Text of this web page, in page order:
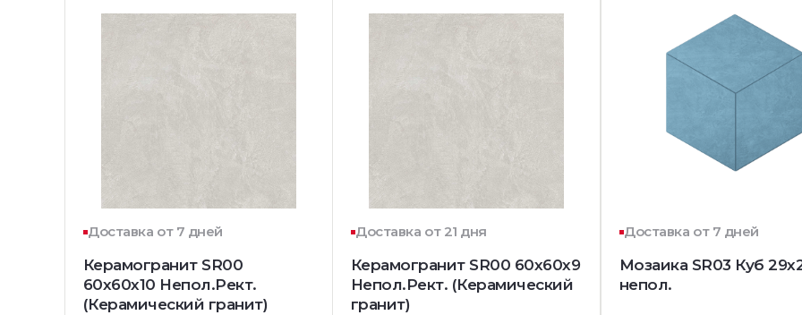
Доставка от 7 дней
Керамогранит SR00
60x60х10 Непол.Рект.
(Керамический гранит)
Доставка от 21 дня
Керамогранит SR00 60x60х9
Непол.Рект. (Керамический
гранит)
Доставка от 7 дней
Мозаика SR03 Куб
непол.